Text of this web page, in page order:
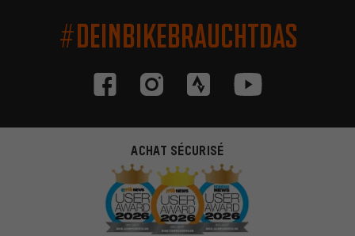
#DEINBIKEBRAUCHTDAS
ACHAT SÉCURISÉ